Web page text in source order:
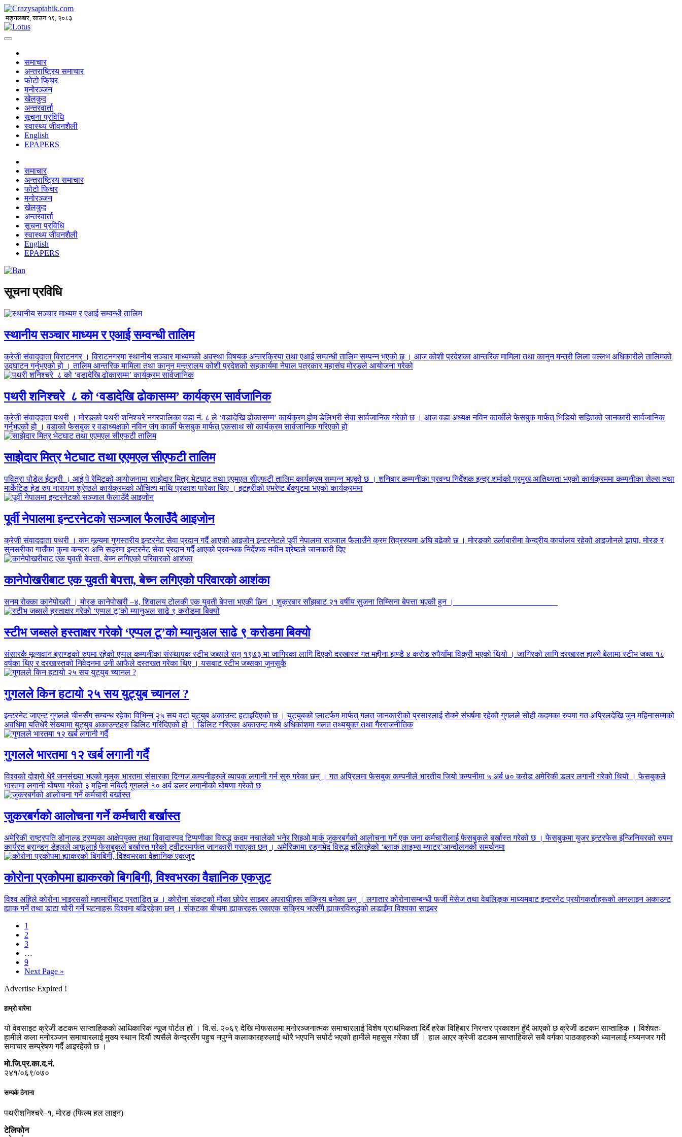
मङ्गलबार, साउन १९, २०८३
समाचार
अन्तराष्ट्रिय समाचार
फोटो फिचर
मनोरञ्जन
खेलकुद
अन्तरवार्ता
सूचना प्रविधि
स्वास्थ्य जीवनशैली
English
EPAPERS
समाचार
अन्तराष्ट्रिय समाचार
फोटो फिचर
मनोरञ्जन
खेलकुद
अन्तरवार्ता
सूचना प्रविधि
स्वास्थ्य जीवनशैली
English
EPAPERS
सूचना प्रविधि
स्थानीय सञ्चार माध्यम र एआई सम्वन्धी तालिम
क्रेजी संवाददाता विराटनगर । विराटनगरमा स्थानीय सञ्चार माध्यमको अवस्था विषयक अन्तरक्रिया तथा एआई सम्वन्धी तालिम सम्पन्न भएको छ । आज कोशी प्रदेशका आन्तरिक मामिला तथा कानुन मन्त्री लिला वल्लभ अधिकारीले तालिमको
उद्घाटन गर्नुभएको हो । तालिम आन्तरिक मामिला तथा कानुन मन्त्रालय कोशी प्रदेशको सहकार्यमा नेपाल पत्रकार महासंघ मोरङले आयोजना गरेको
पथरी शनिश्चरे ८ को ‘वडादेखि ढोकासम्म’ कार्यक्रम सार्वजानिक
क्रेजी संवाददाता पथरी । मोरङको पथरी शनिश्चरे नगरपालिका वडा नं. ८ ले ‘वडादेखि ढोकासम्म’ कार्यक्रम होम डेलिभरी सेवा सार्वजानिक गरेको छ । आज वडा अध्यक्ष नविन कार्कीले फेसबुक मार्फत् भिडियो सहितको जानकारी सार्वजानिक
गर्नुभएको हो । वडाको फेसबुक र वडाध्यक्षको नविन जंग कार्की फेसबुक मार्फत् एकसाथ सो कार्यक्रम सार्वजानिक गरिएको हो
साझेदार मित्र भेटघाट तथा एएमएल सीएफटी तालिम
पवित्रा पौडेल ईटहरी । आई पे रेमिटको आयोजनामा साझेदार मित्र भेटघाट तथा एएमएल सीएफटी तालिम कार्यक्रम सम्पन्न भएको छ । शनिबार कम्पनीका प्रवन्ध निर्देशक इन्द्र शर्माको प्रमुख आतिथ्यता भएको कार्यक्रममा कम्पनीका सेल्स तथा
मार्केटिङ हेड रुप नारायण श्रेष्ठले कार्यक्रमको औचित्य माथि प्रकाश पारेका थिए । इटहरीको एभरेष्ट बैंक्युटमा भएको कार्यक्रममा
पूर्वी नेपालमा इन्टरनेटको सञ्जाल फैलाउँदै आइजोन
क्रेजी संवाददाता पथरी । कम मूल्यमा गुणस्तरीय इन्टरनेट सेवा प्रदान गर्दै आएको आइजोन इन्टरनेटले पूर्वी नेपालमा सञ्जाल फैलाउँने क्रम तिव्ररुपमा अघि बढेको छ । मोरङको उर्लाबारीमा केन्द्रीय कार्यालय रहेको आइजोनले झापा, मोरङ र
सुनसरीका गाउँका कुना कन्दरा अनि सहरमा इन्टरनेट सेवा प्रदान गर्दै आएको प्रवन्धक निर्देशक नवीन श्रेष्ठले जानकारी दिए
कानेपोखरीबाट एक युवती बेपत्ता, बेच्न लगिएको परिवारको आशंका
सनम रोक्का कानेपोखरी । मोरङ कानेपोखरी –४, शिवालय टोलकी एक युवती बेपत्ता भएकी छिन । शुक्रबार साँझबाट २१ वर्षीय सुजना तिम्सिना बेपत्ता भएकी हुन ।
स्टीभ जब्सले हस्ताक्षर गरेको ‘एप्पल टू’को म्यानुअल साढे ९ करोडमा बिक्यो
संसारकै मूल्यवान ब्राण्डको रुपमा रहेको एप्पल कम्पनीका संस्थापक स्टीभ जब्सले सन् १९७३ मा जागिरका लागि दिएको दरखास्त गत महीना झण्डै ४ करोड रुपैयाँमा विक्री भएको थियो । जागिरको लागि दरखास्त हाल्ने बेलामा स्टीभ जब्स १८
वर्षका थिए र दरखास्तको निवेदनमा उनी आफैले दस्तखत गरेका थिए । यसबाट स्टीभ जब्सका जुनसुकै
गुगलले किन हटायो २५ सय युट्युब च्यानल ?
इन्टरनेट जाएन्ट गुगलले चीनसँग सम्बन्ध रहेका विभिन्न २५ सय वटा युट्युब अकाउन्ट हटाइदिएको छ । युट्युबको प्लाटर्फम मार्फत् गलत जानकारीको प्रसारलाई रोक्ने संघर्षमा रहेको गुगलले सोही कदमका रुपमा गत अप्रिलदेखि जुन महिनासम्मको
अवधिमा यतिधेरै संख्यामा युट्युब अकाउन्टहरु डिलिट गरिदिएको हो । डिलिट गरिएका अकाउन्ट मध्ये अधिकांशमा गलत तथ्ययुक्त तथा गैरराजनीतिक
गुगलले भारतमा १२ खर्ब लगानी गर्दै
विश्वको दोश्रो धेरै जनसंख्या भएको मुलुक भारतमा संसारका दिग्गज कम्पनीहरुले व्यापक लगानी गर्न सुरु गरेका छन् । गत अप्रिलमा फेसबुक कम्पनीले भारतीय जियो कम्पनीमा ५ अर्ब ७० करोड अमेरिकी डलर लगानी गरेको थियो । फेसबुकले
भारतमा लगानी घोषणा गरेको ३ महिना नबित्दै गुगलले १० अर्ब डलर लगानीको घोषणा गरेको छ
जुकरबर्गको आलोचना गर्ने कर्मचारी बर्खास्त
अमेरिकी राष्ट्रपति डोनाल्ड ट्रम्पका आक्षेपयुक्त तथा विवादास्पद टिप्पणीका विरुद्ध कदम नचालेको भनेर सिइओ मार्क जुकरबर्गको आलोचना गर्ने एक जना कर्मचारीलाई फेसबुकले बर्खास्त गरेको छ । फेसबुकमा युजर इन्टरफेस इन्जिनियरको रुपमा
कार्यरत ब्रान्डन डेइलले आफूलाई फेसबुकले बर्खास्त गरेको ट्वीटरमार्फत जानकारी गराएका छन् । अमेरिकामा रङ्गभेद विरुद्ध चलिरहेको ‘ब्लाक लाइभ्स म्याटर’आन्दोलनको समर्थनमा
कोरोना प्रकोपमा ह्याकरको बिगबिगी, विश्वभरका वैज्ञानिक एकजुट
विश्व अहिले कोरोना भाइरसको महामारीबाट प्रताडित छ । कोरोना संकटको मौका छोपेर साइबर अपराधीहरू सक्रिय बनेका छन् । लगातार कोरोनासम्बन्धी फर्जी मेसेज तथा वेबलिङ्क माध्यमबाट इन्टरनेट प्रयोगकर्ताहरूको अनलाइन अकाउन्ट
ह्याक गर्ने तथा डाटा चोरी गर्ने घटनाहरू विश्वमा बढिरहेका छन् । संकटका बीचमा ह्याकरहरू एकाएक सक्रिय भएसँगै ह्याकरविरुद्धको लडाइँमा विश्वका साइबर
1
2
3
…
9
Next Page »
Advertise Expired !
हाम्रो बारेमा
यो वेवसाइट क्रेजी डटकम साप्ताहिकको आधिकारिक न्यूज पोर्टल हो । वि.सं. २०६९ देखि मोफसलमा मनोरञ्जनात्मक समाचारलाई विशेष प्राथमिकता दिदैं हरेक विहिबार निरन्तर प्रकाशन हुँदै आएको छ क्रेजी डटकम साप्ताहिक । विशेषतः
हामीले कला मनोरञ्जन समाचारलाई मुख्य स्थान दियौं त्यसैले केन्द्रसँग पहुच नपुग्ने कलाकारहरुलाई थोरै भएपनि सपोर्ट भएको हामीले महसुस गरेका छौं । हाल आएर क्रेजी डटकम साप्ताहिकले सबै वर्गका पाठकहरुको ध्यानलाई मध्यनजर गरी
समाचार सम्प्रेषण गर्दै आइरहेको छ ।
मो.जि.प्र.का.द.नं.
२४१/०६९/०७०
सम्पर्क ठेगाना
पथरीशनिश्चरे–१, मोरङ (फिल्म हल लाइन)
टेलिफोन